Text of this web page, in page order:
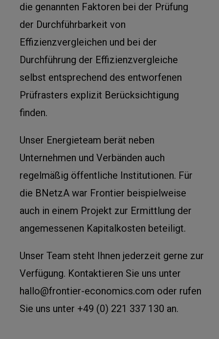
die genannten Faktoren bei der Prüfung
der Durchführbarkeit von
Effizienzvergleichen und bei der
Durchführung der Effizienzvergleiche
selbst entsprechend des entworfenen
Prüfrasters explizit Berücksichtigung
finden.
Unser Energieteam berät neben
Unternehmen und Verbänden auch
regelmäßig öffentliche Institutionen. Für
die BNetzA war Frontier beispielweise
auch in einem Projekt zur Ermittlung der
angemessenen Kapitalkosten beteiligt.
Unser Team steht Ihnen jederzeit gerne zur
Verfügung. Kontaktieren Sie uns unter
hallo@frontier-economics.com oder rufen
Sie uns unter +49 (0) 221 337 130 an.